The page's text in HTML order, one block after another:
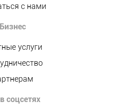
с нами
Бизнес
услуги
соцсетях